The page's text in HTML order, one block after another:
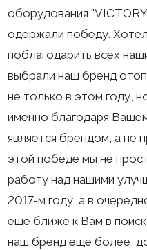
оборудования
одержали победу.
поблагодарить всех
выбрали наш бренд
не только в этом году,
именно благодаря
является брендом, а не
этой победе мы не
работу над нашими
2017-м году, а в
еще ближе к Вам в
наш бренд еще более